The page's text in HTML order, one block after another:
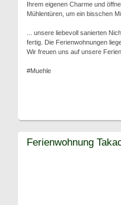
Ihrem eigenen Charme und
Mühlentüren, um ein bisschen
... unsere liebevoll sanierten
fertig. Die Ferienwohnungen
Wir freuen uns auf unsere
#Muehle
Ferienwohnung